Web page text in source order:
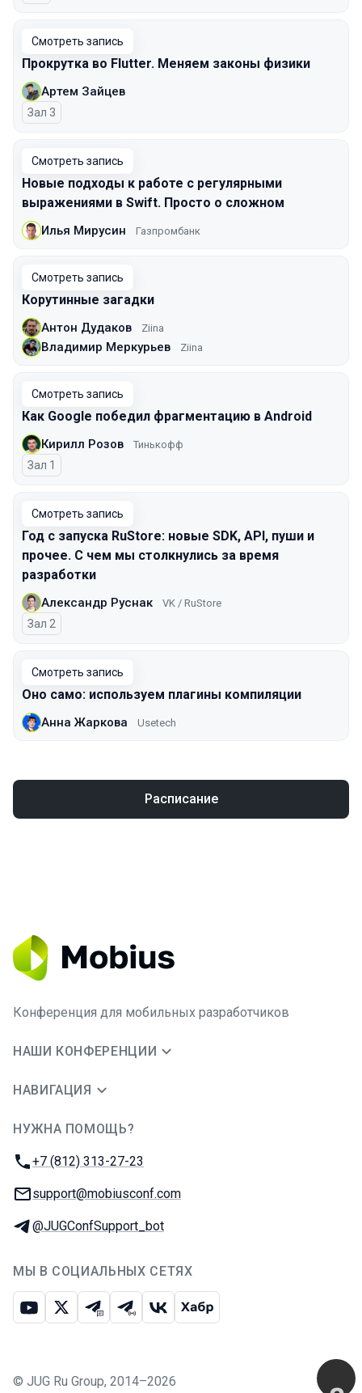
Смотреть запись
Прокрутка во Flutter. Меняем законы физики
Артем Зайцев
Зал 3
Смотреть запись
Новые подходы к работе с регулярными
выражениями в Swift. Просто о сложном
Илья Мирусин Газпромбанк
Смотреть запись
Корутинные загадки
Антон Дудаков Ziina
Владимир Меркурьев Ziina
Смотреть запись
Как Google победил фрагментацию в Android
Кирилл Розов Тинькофф
Зал 1
Смотреть запись
Год с запуска RuStore: новые SDK, API, пуши и
прочее. С чем мы столкнулись за время
разработки
Александр Руснак VK / RuStore
Зал 2
Смотреть запись
Оно само: используем плагины компиляции
Анна Жаркова Usetech
Расписание
Конференция для мобильных разработчиков
НАШИ КОНФЕРЕНЦИИ
НАВИГАЦИЯ
НУЖНА ПОМОЩЬ?
Телефон:
+7 (812) 313-27-23
E-mail:
support@mobiusconf.com
Телеграм:
@JUGConfSupport_bot
МЫ В СОЦИАЛЬНЫХ СЕТЯХ
ЮтубИкс Телеграм-чат
Телеграм-канал
ВКонтакте
Хабр
© JUG Ru Group, 2014–2026